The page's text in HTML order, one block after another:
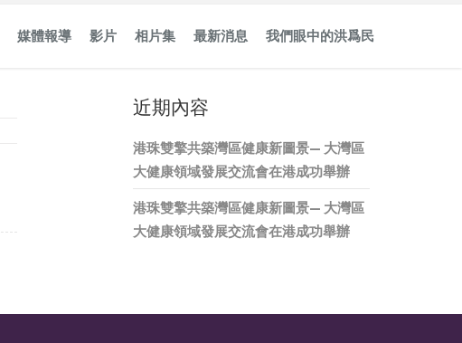
媒體報導 影片 相片集 最新消息 我們眼中的洪爲民
近期內容
港珠雙擎共築灣區健康新圖景— 大灣區
大健康領域發展交流會在港成功舉辦
港珠雙擎共築灣區健康新圖景— 大灣區
大健康領域發展交流會在港成功舉辦